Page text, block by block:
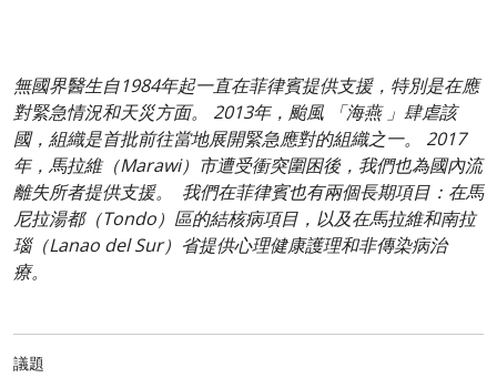
無國界醫生自1984年起一直在菲律賓提供支援，特別是在應
對緊急情況和天災方面。 2013年，颱風 「海燕 」肆虐該
國，組織是首批前往當地展開緊急應對的組織之一。 2017
年，馬拉維（Marawi）市遭受衝突圍困後，我們也為國內流
離失所者提供支援。 我們在菲律賓也有兩個長期項目：在馬
尼拉湯都（Tondo）區的結核病項目，以及在馬拉維和南拉
瑙（Lanao del Sur）省提供心理健康護理和非傳染病治
療。
議題